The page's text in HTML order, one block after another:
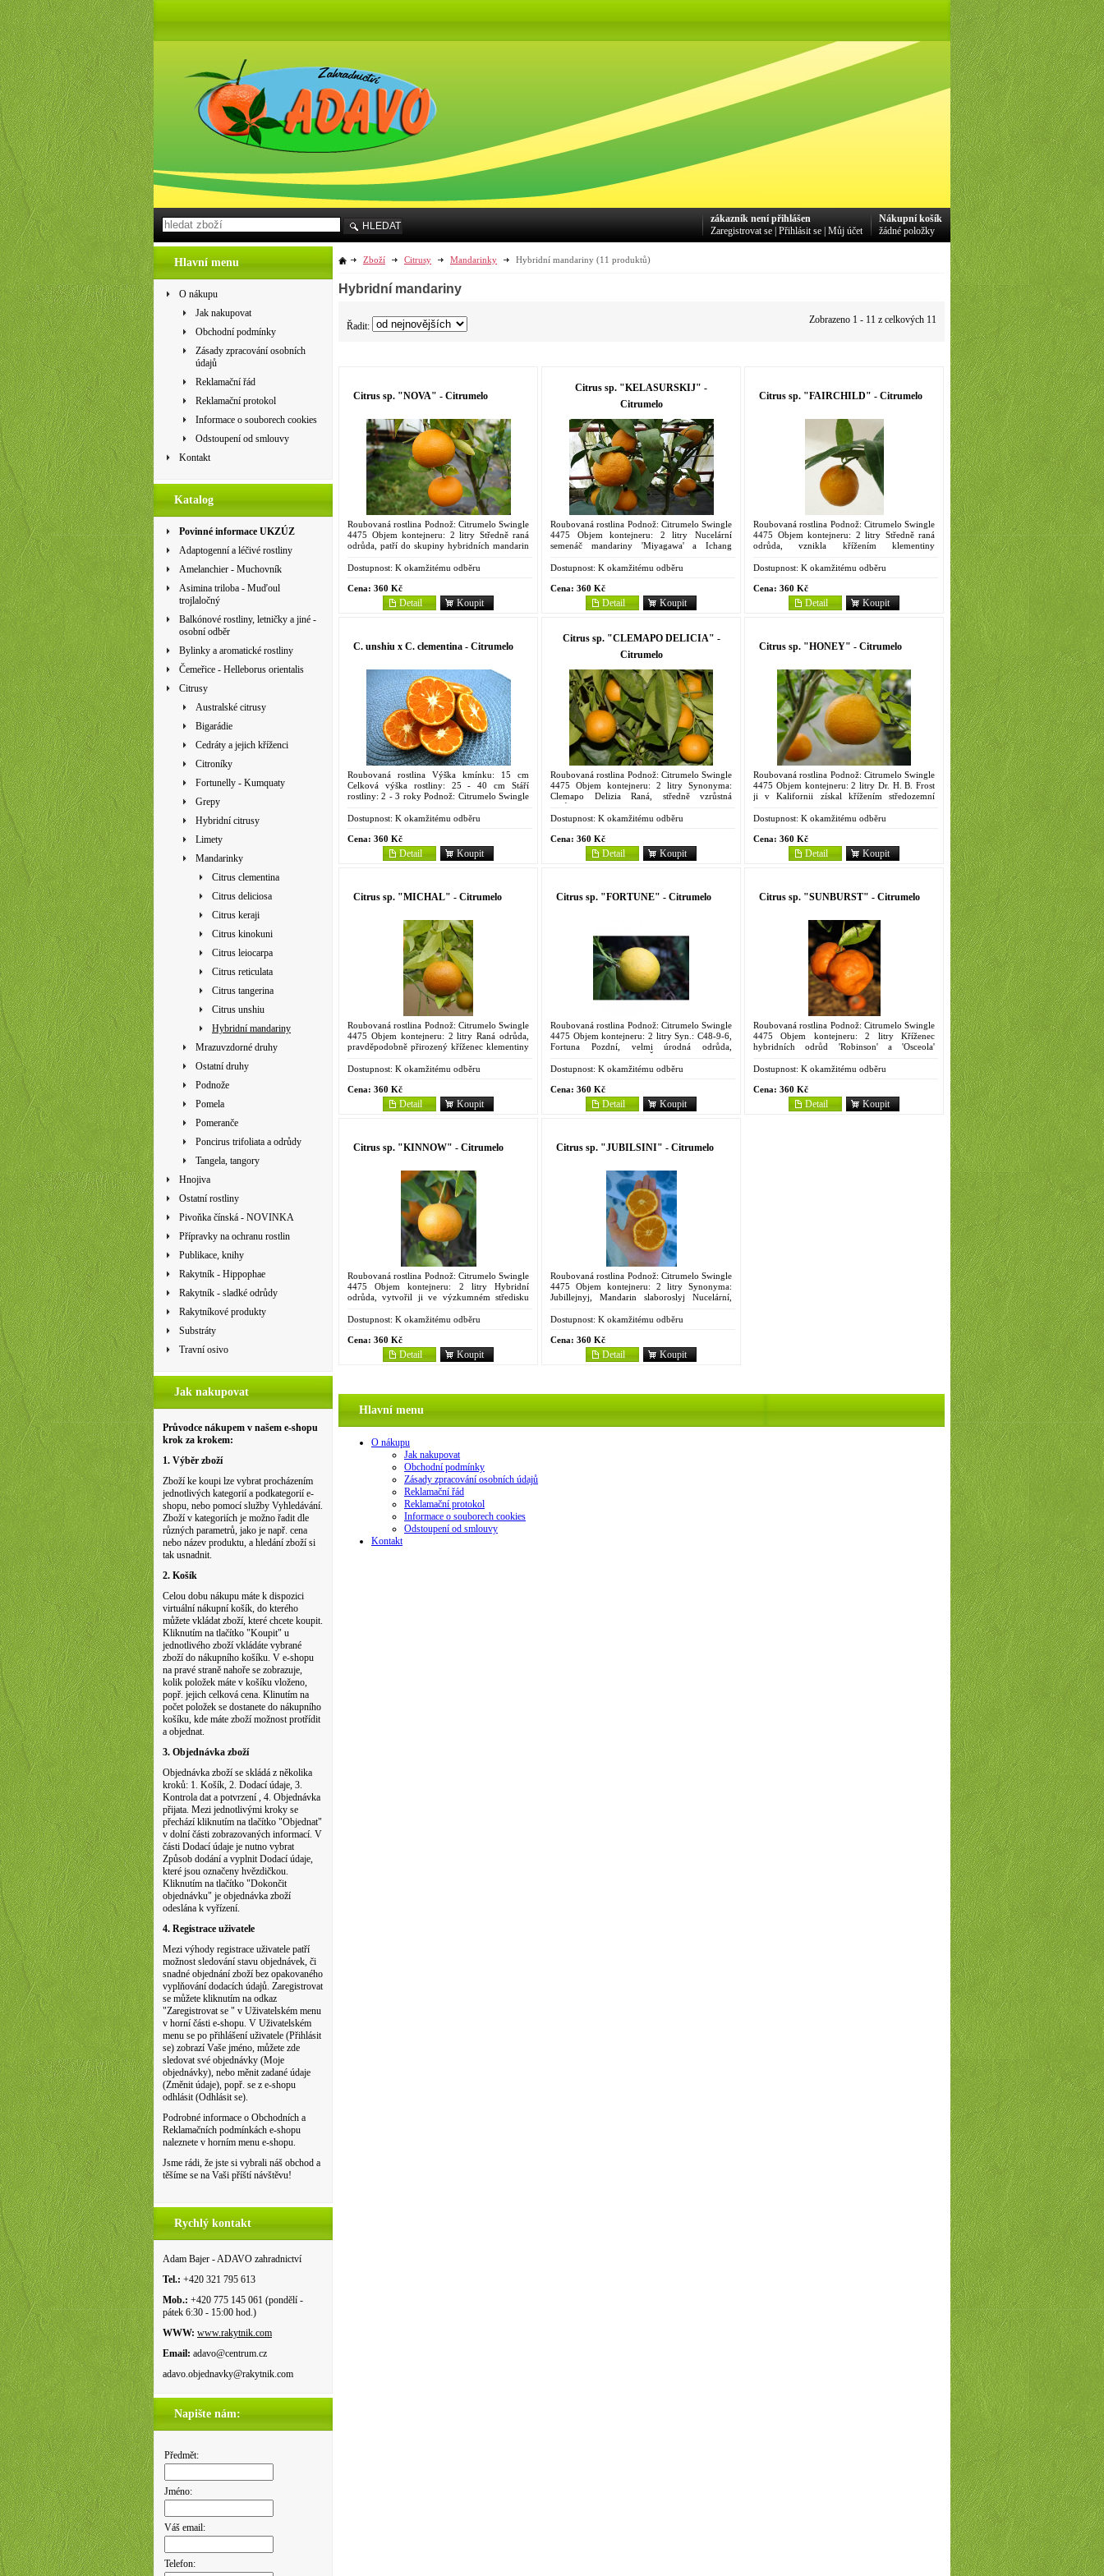
Hlavní menu
O nákupu
Jak nakupovat
Obchodní podmínky
Zásady zpracování osobních
údajů
Reklamační řád
Reklamační protokol
Informace o souborech cookies
Odstoupení od smlouvy
Kontakt
Katalog
Povinné informace UKZÚZ
Adaptogenní a léčivé rostliny
Amelanchier - Muchovník
Asimina triloba - Muďoul
trojlaločný
Balkónové rostliny, letničky a jiné -
osobní odběr
Bylinky a aromatické rostliny
Čemeřice - Helleborus orientalis
Citrusy
Australské citrusy
Bigarádie
Cedráty a jejich kříženci
Citroníky
Fortunelly - Kumquaty
Grepy
Hybridní citrusy
Limety
Mandarinky
Citrus clementina
Citrus deliciosa
Citrus keraji
Citrus kinokuni
Citrus leiocarpa
Citrus reticulata
Citrus tangerina
Citrus unshiu
Hybridní mandariny
Mrazuvzdorné druhy
Ostatní druhy
Podnože
Pomela
Pomeranče
Poncirus trifoliata a odrůdy
Tangela, tangory
Hnojiva
Ostatní rostliny
Pivoňka čínská - NOVINKA
Přípravky na ochranu rostlin
Publikace, knihy
Rakytník - Hippophae
Rakytník - sladké odrůdy
Rakytníkové produkty
Substráty
Travní osivo
Jak nakupovat
Průvodce nákupem v našem e-shopu
krok za krokem:
1. Výběr zboží
Zboží ke koupi lze vybrat procházením
jednotlivých kategorií a podkategorií e-
shopu, nebo pomocí služby Vyhledávání.
Zboží v kategoriích je možno řadit dle
různých parametrů, jako je např. cena
nebo název produktu, a hledání zboží si
tak usnadnit.
2. Košík
Celou dobu nákupu máte k dispozici
virtuální nákupní košík, do kterého
můžete vkládat zboží, které chcete koupit.
Kliknutím na tlačítko "Koupit" u
jednotlivého zboží vkládáte vybrané
zboží do nákupního košíku. V e-shopu
na pravé straně nahoře se zobrazuje,
kolik položek máte v košíku vloženo,
popř. jejich celková cena. Klinutím na
počet položek se dostanete do nákupního
košíku, kde máte zboží možnost protřídit
a objednat.
3. Objednávka zboží
Objednávka zboží se skládá z několika
kroků: 1. Košík, 2. Dodací údaje, 3.
Kontrola dat a potvrzení , 4. Objednávka
přijata. Mezi jednotlivými kroky se
přechází kliknutím na tlačítko "Objednat"
v dolní části zobrazovaných informací. V
části Dodací údaje je nutno vybrat
Způsob dodání a vyplnit Dodací údaje,
které jsou označeny hvězdičkou.
Kliknutím na tlačítko "Dokončit
objednávku" je objednávka zboží
odeslána k vyřízení.
4. Registrace uživatele
Mezi výhody registrace uživatele patří
možnost sledování stavu objednávek, či
snadné objednání zboží bez opakovaného
vyplňování dodacích údajů. Zaregistrovat
se můžete kliknutím na odkaz
"Zaregistrovat se " v Uživatelském menu
v horní části e-shopu. V Uživatelském
menu se po přihlášení uživatele (Přihlásit
se) zobrazí Vaše jméno, můžete zde
sledovat své objednávky (Moje
objednávky), nebo měnit zadané údaje
(Změnit údaje), popř. se z e-shopu
odhlásit (Odhlásit se).
Podrobné informace o Obchodních a
Reklamačních podmínkách e-shopu
naleznete v horním menu e-shopu.
Jsme rádi, že jste si vybrali náš obchod a
těšíme se na Vaši příští návštěvu!
Rychlý kontakt
Adam Bajer - ADAVO zahradnictví
Tel.: +420 321 795 613
Mob.: +420 775 145 061 (pondělí -
pátek 6:30 - 15:00 hod.)
WWW: www.rakytnik.com
Email: adavo@centrum.cz
adavo.objednavky@rakytnik.com
Napište nám:
Předmět:
Jméno:
Váš email:
Telefon:
Zboží Citrusy Mandarinky Hybridní mandariny (11 produktů)
Hybridní mandariny
Řadit:
Zobrazeno 1 - 11 z celkových 11
Citrus sp. "NOVA" - Citrumelo
Roubovaná rostlina Podnož: Citrumelo Swingle
4475 Objem kontejneru: 2 litry Středně raná
odrůda, patří do skupiny hybridních mandarin
vytvořili F. C....
Dostupnost: K okamžitému odběru
Cena: 360 Kč
Koupit
Detail
Citrus sp. "KELASURSKIJ" -
Citrumelo
Roubovaná rostlina Podnož: Citrumelo Swingle
4475 Objem kontejneru: 2 litry Nucelární
semenáč mandariny 'Miyagawa' a Ichang
má velmi zakrslý růst a...
Dostupnost: K okamžitému odběru
Cena: 360 Kč
Koupit
Detail
Citrus sp. "FAIRCHILD" - Citrumelo
Roubovaná rostlina Podnož: Citrumelo Swingle
4475 Objem kontejneru: 2 litry Středně raná
odrůda, vznikla křížením klementiny
r. 1948 J. B. Furr v...
Dostupnost: K okamžitému odběru
Cena: 360 Kč
Koupit
Detail
C. unshiu x C. clementina - Citrumelo
Roubovaná rostlina Výška kmínku: 15 cm
Celková výška rostliny: 25 - 40 cm Stáří
rostliny: 2 - 3 roky Podnož: Citrumelo Swingle
hybridní...
Dostupnost: K okamžitému odběru
Cena: 360 Kč
Koupit
Detail
Citrus sp. "CLEMAPO DELICIA" -
Citrumelo
Roubovaná rostlina Podnož: Citrumelo Swingle
4475 Objem kontejneru: 2 litry Synonyma:
Clemapo Delizia Raná, středně vzrůstná
odrůda, mnohonásobný hybrid křížence
klementiny 'Commune' a...
Dostupnost: K okamžitému odběru
Cena: 360 Kč
Koupit
Detail
Citrus sp. "HONEY" - Citrumelo
Roubovaná rostlina Podnož: Citrumelo Swingle
4475 Objem kontejneru: 2 litry Dr. H. B. Frost
ji v Kalifornii získal křížením středozemní
byla popsána...
Dostupnost: K okamžitému odběru
Cena: 360 Kč
Koupit
Detail
Citrus sp. "MICHAL" - Citrumelo
Roubovaná rostlina Podnož: Citrumelo Swingle
4475 Objem kontejneru: 2 litry Raná odrůda,
pravděpodobně přirozený kříženec klementiny
pochází z...
Dostupnost: K okamžitému odběru
Cena: 360 Kč
Koupit
Detail
Citrus sp. "FORTUNE" - Citrumelo
Roubovaná rostlina Podnož: Citrumelo Swingle
4475 Objem kontejneru: 2 litry Syn.: C48-9-6,
Fortuna Pozdní, velmi úrodná odrůda,
klementiny 'Fina'...
Dostupnost: K okamžitému odběru
Cena: 360 Kč
Koupit
Detail
Citrus sp. "SUNBURST" - Citrumelo
Roubovaná rostlina Podnož: Citrumelo Swingle
4475 Objem kontejneru: 2 litry Kříženec
hybridních odrůd 'Robinson' a 'Osceola'
Floridě r. 1961, kde se stal...
Dostupnost: K okamžitému odběru
Cena: 360 Kč
Koupit
Detail
Citrus sp. "KINNOW" - Citrumelo
Roubovaná rostlina Podnož: Citrumelo Swingle
4475 Objem kontejneru: 2 litry Hybridní
odrůda, vytvořil ji ve výzkumném středisku
1915-1925 Howard B. Frost...
Dostupnost: K okamžitému odběru
Cena: 360 Kč
Koupit
Detail
Citrus sp. "JUBILSINI" - Citrumelo
Roubovaná rostlina Podnož: Citrumelo Swingle
4475 Objem kontejneru: 2 litry Synonyma:
Jubillejnyj, Mandarin slaboroslyj Nucelární,
'Miyagawa' a...
Dostupnost: K okamžitému odběru
Cena: 360 Kč
Koupit
Detail
Hlavní menu
O nákupu
Jak nakupovat
Obchodní podmínky
Zásady zpracování osobních údajů
Reklamační řád
Reklamační protokol
Informace o souborech cookies
Odstoupení od smlouvy
Kontakt
HLEDAT
Nákupní košík
žádné položky
zákazník není přihlášen
Zaregistrovat se Přihlásit se Můj účet